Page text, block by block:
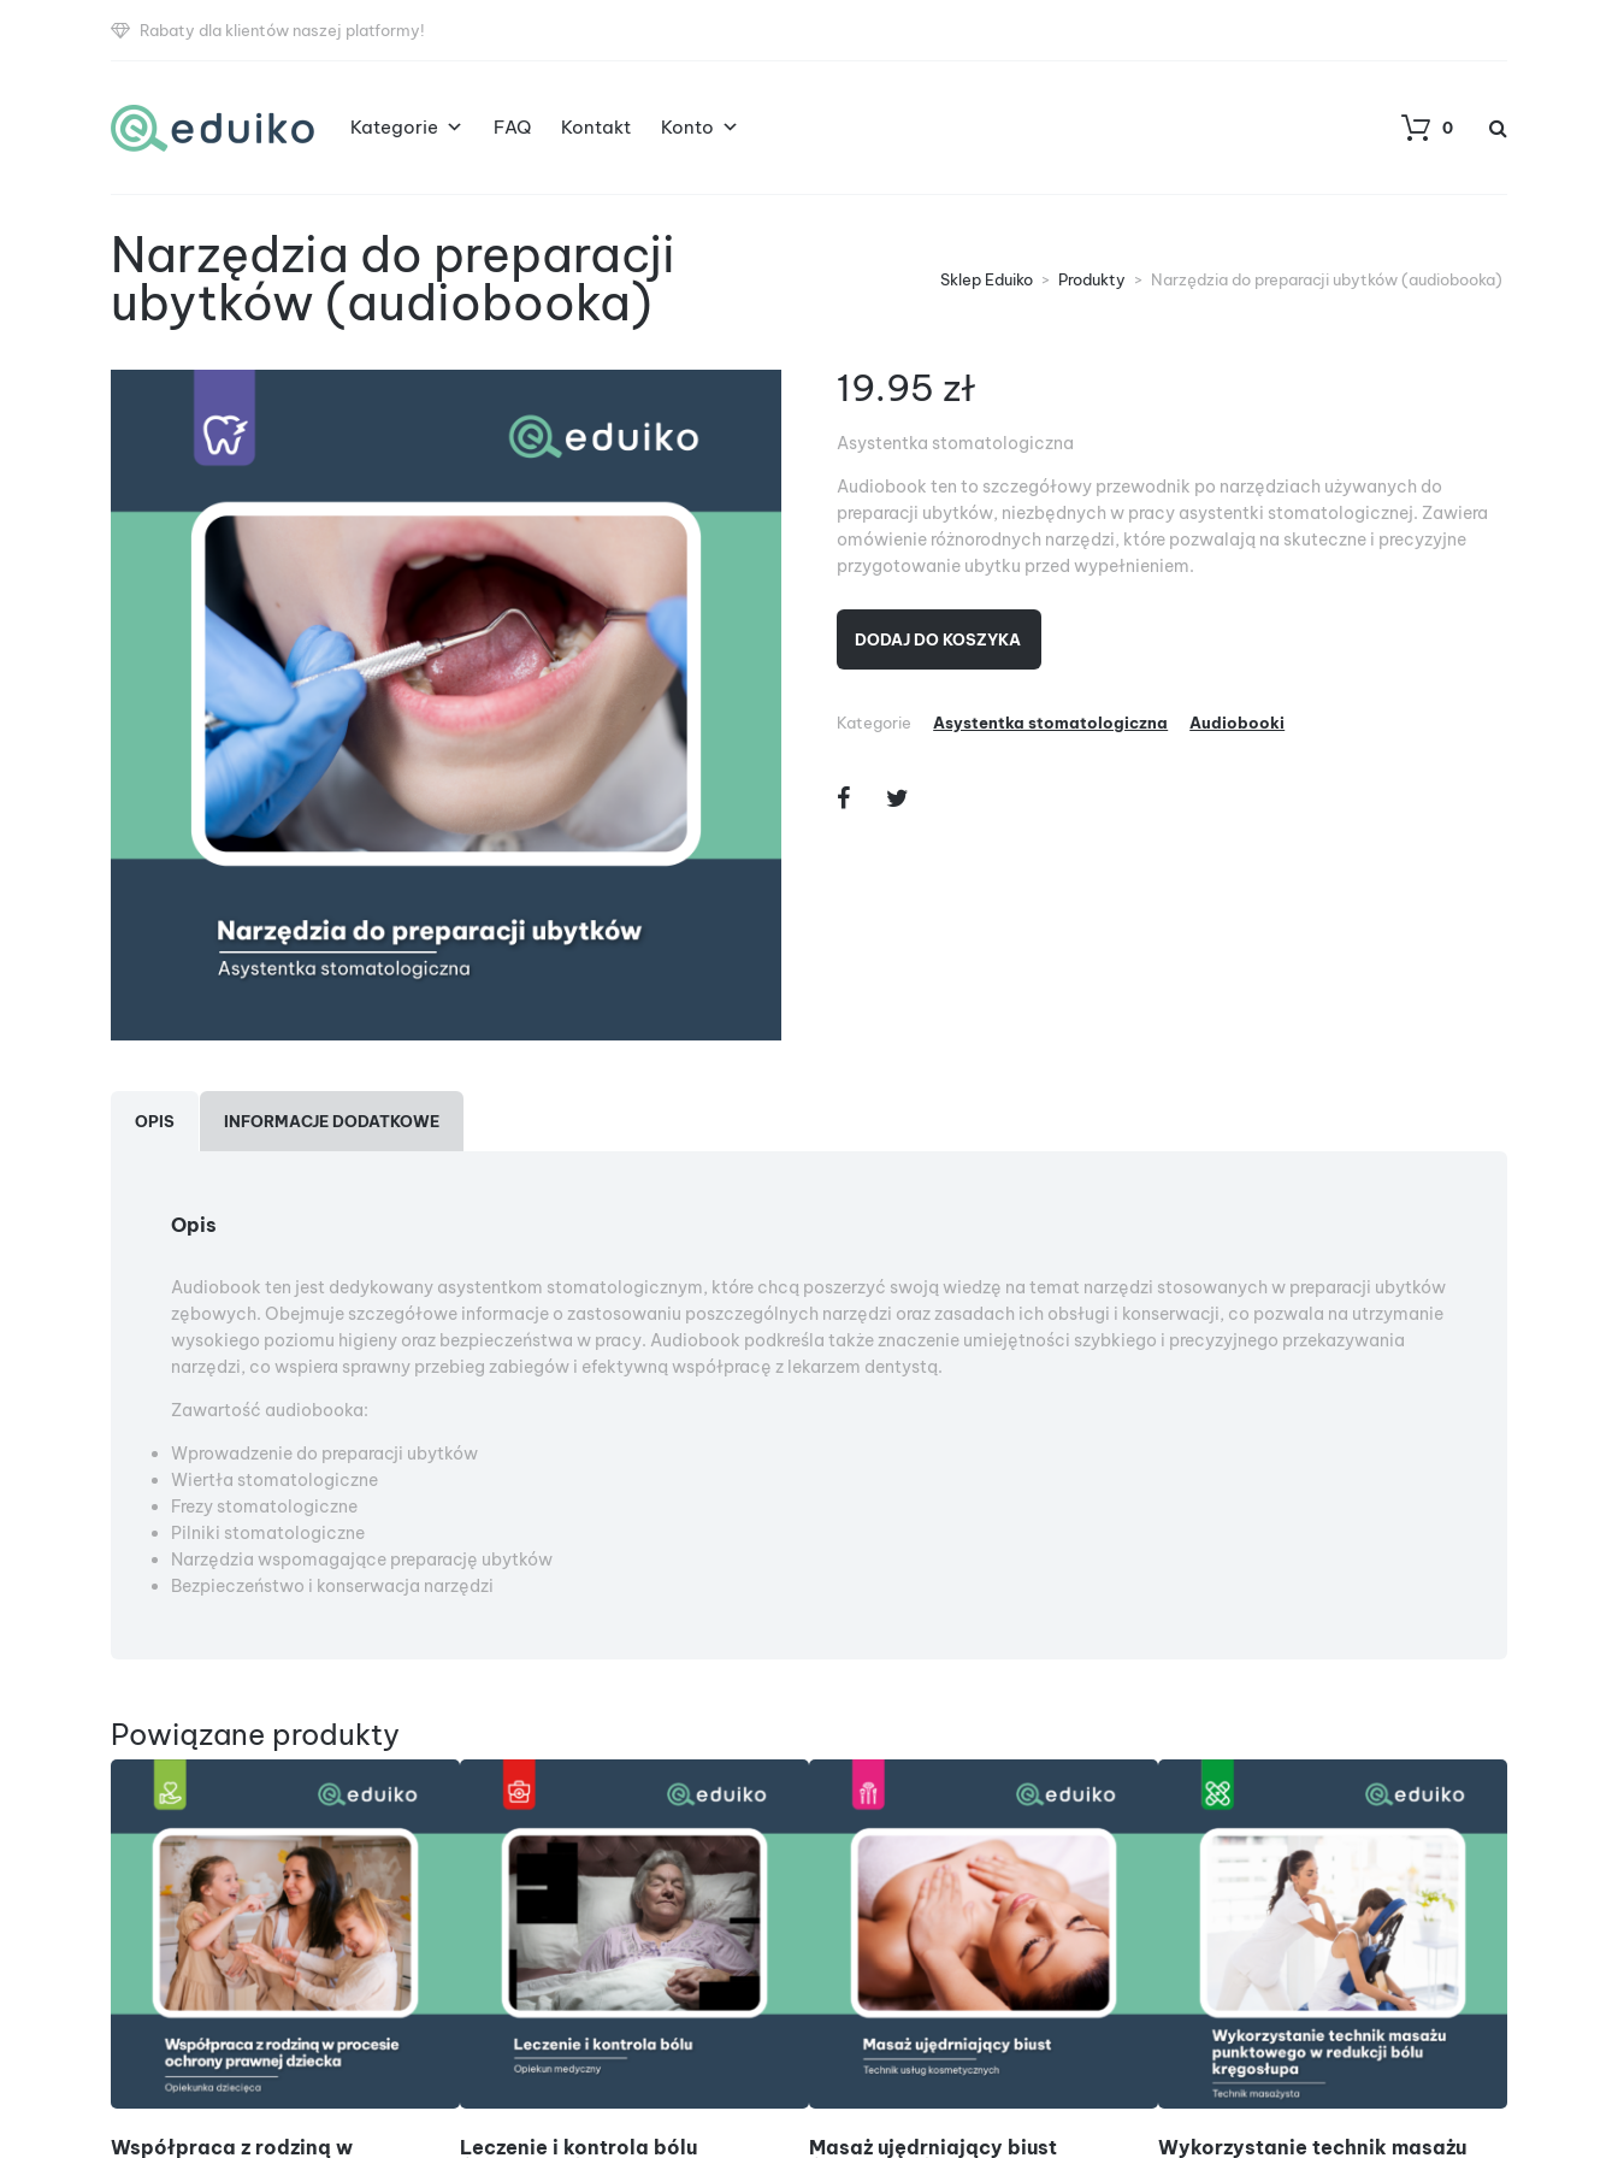
Rabaty dla klientów naszej platformy!
Kategorie FAQ Kontakt Konto 0
Narzędzia do preparacji
ubytków (audiobooka) Sklep Eduiko > Produkty > Narzędzia do preparacji ubytków (audiobooka)
19.95 zł
Asystentka stomatologiczna
Audiobook ten to szczegółowy przewodnik po narzędziach używanych do
preparacji ubytków, niezbędnych w pracy asystentki stomatologicznej. Zawiera
omówienie różnorodnych narzędzi, które pozwalają na skuteczne i precyzyjne
przygotowanie ubytku przed wypełnieniem.
DODAJ DO KOSZYKA
Kategorie Asystentka stomatologiczna Audiobooki
OPIS INFORMACJE DODATKOWE
Opis
Audiobook ten jest dedykowany asystentkom stomatologicznym, które chcą poszerzyć swoją wiedzę na temat narzędzi stosowanych w preparacji ubytków
zębowych. Obejmuje szczegółowe informacje o zastosowaniu poszczególnych narzędzi oraz zasadach ich obsługi i konserwacji, co pozwala na utrzymanie
wysokiego poziomu higieny oraz bezpieczeństwa w pracy. Audiobook podkreśla także znaczenie umiejętności szybkiego i precyzyjnego przekazywania
narzędzi, co wspiera sprawny przebieg zabiegów i efektywną współpracę z lekarzem dentystą.
Zawartość audiobooka:
Wprowadzenie do preparacji ubytków
Wiertła stomatologiczne
Frezy stomatologiczne
Pilniki stomatologiczne
Narzędzia wspomagające preparację ubytków
Bezpieczeństwo i konserwacja narzędzi
Powiązane produkty
DODAJ DO KOSZYKA
Współpraca z rodziną w
DODAJ DO KOSZYKA
Leczenie i kontrola bólu
DODAJ DO KOSZYKA
Masaż ujędrniający biust
DODAJ DO KOSZYKA
Wykorzystanie technik masażu